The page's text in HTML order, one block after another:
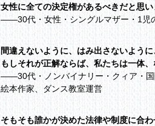
女性に全ての決定権があるべきだと思い
――30代・女性・シングルマザー・1児
間違えないように、はみ出さないように
もしそれが正解ならば、私たちは一体
――30代・ノンバイナリー・クィア・国
絵本作家、ダンス教室運営
そもそも誰かが決めた法律や制度に合